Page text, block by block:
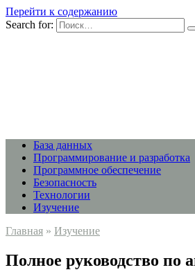
Перейти к содержанию
Search for:
База данных
Программирование и разработка
Программное обеспечение
Безопасность
Технологии
Изучение
Главная » Изучение
Полное руководство